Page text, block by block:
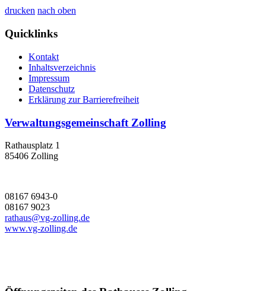
drucken nach oben
Quicklinks
Kontakt
Inhaltsverzeichnis
Impressum
Datenschutz
Erklärung zur Barrierefreiheit
Verwaltungsgemeinschaft Zolling
Rathausplatz 1
85406 Zolling
08167 6943-0
08167 9023
rathaus@vg-zolling.de
www.vg-zolling.de